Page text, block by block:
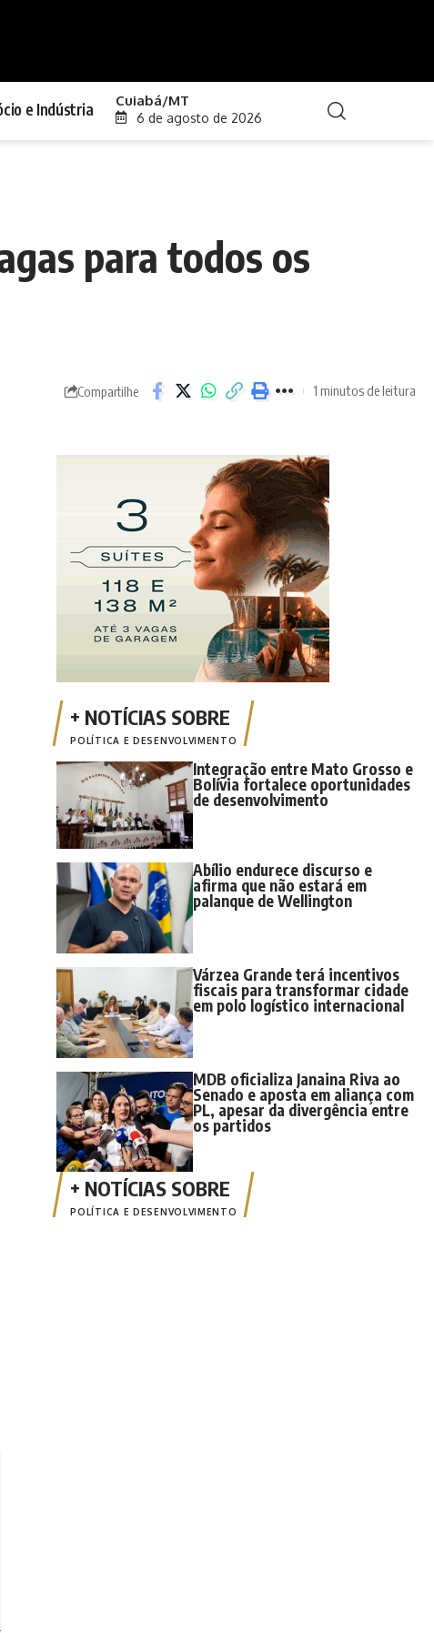
e Indústria Cuiabá/MT
6 de agosto de 2026
para todos os
Compartilhe 1 minutos de leitura
POLÍTICA E DESENVOLVIMENTO
Integração entre Mato Grosso e
Bolívia fortalece oportunidades
de desenvolvimento
Abílio endurece discurso e
afirma que não estará em
palanque de Wellington
Várzea Grande terá incentivos
fiscais para transformar cidade
em polo logístico internacional
MDB oficializa Janaina Riva ao
Senado e aposta em aliança com
PL, apesar da divergência entre
os partidos
POLÍTICA E DESENVOLVIMENTO